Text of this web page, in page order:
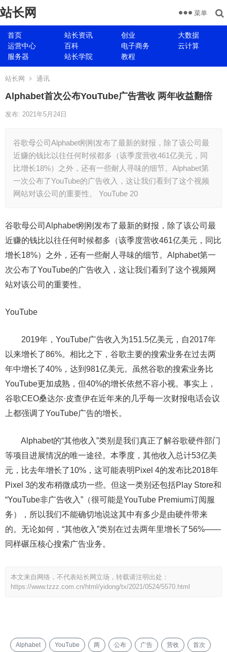
站长网
首页 站长资讯 创业
大数据
运营中心
百科 电子商务
云计算
服务器
站长学院 教程
菜单
站长网 通讯
Alphabet首次公布YouTube广告营收 两年收益翻倍
发布: 2021年5月24日
谷歌母公司Alphabet刚刚发布了最新的财报，除了该公司最
近赚的钱比以往任何时候都多（该季度营收461亿美元，同
比增长18%）之外，还有一些耐人寻味的细节。Alphabet第
一次公布了YouTube的广告收入，这让我们看到了这个视频
网站对该公司的重要性。 YouTube 20
谷歌母公司Alphabet刚刚发布了最新的财报，除了该公司最
近赚的钱比以往任何时候都多（该季度营收461亿美元，同比
增长18%）之外，还有一些耐人寻味的细节。Alphabet第一
次公布了YouTube的广告收入，这让我们看到了这个视频网
站对该公司的重要性。
YouTube
2019年，YouTube广告收入为151.5亿美元，自2017年
以来增长了86%。相比之下，谷歌主要的搜索业务在过去两
年中增长了40%，达到981亿美元。虽然谷歌的搜索业务比
YouTube更加成熟，但40%的增长依然不容小视。事实上，
谷歌CEO桑达尔·皮查伊在近年来的几乎每一次财报电话会议
上都强调了YouTube广告的增长。
Alphabet的“其他收入”类别是我们真正了解谷歌硬件部门
等项目进展情况的唯一途径。本季度，其他收入总计53亿美
元，比去年增长了10%，这可能表明Pixel 4的发布比2018年
Pixel 3的发布稍微成功一些。但这一类别还包括Play Store和
“YouTube非广告收入”（很可能是YouTube Premium订阅服
务），所以我们不能确切地说这其中有多少是由硬件带来
的。无论如何，“其他收入”类别在过去两年里增长了56%——
同样碾压核心搜索广告业务。
本文来自网络，不代表站长网立场，转载请注明出处：
https://www.tzzz.com.cn/html/yidong/tx/2021/0524/5570.html
Alphabet YouTube 两 公布 广告 营收 首次